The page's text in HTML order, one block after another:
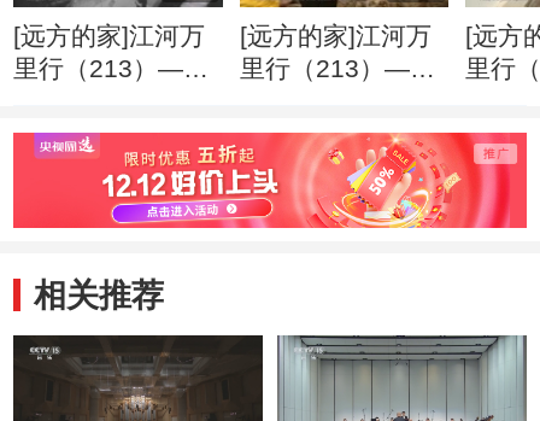
[远方的家]江河万
里行（213）——
墓
[远方的家]江河万
里行（213）——
菇农
[远方
里行
水源
相关推荐